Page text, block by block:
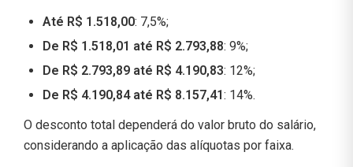
Até R$ 1.518,00: 7,5%;
De R$ 1.518,01 até R$ 2.793,88: 9%;
De R$ 2.793,89 até R$ 4.190,83: 12%;
De R$ 4.190,84 até R$ 8.157,41: 14%.
O desconto total dependerá do valor bruto do salário,
considerando a aplicação das alíquotas por faixa.